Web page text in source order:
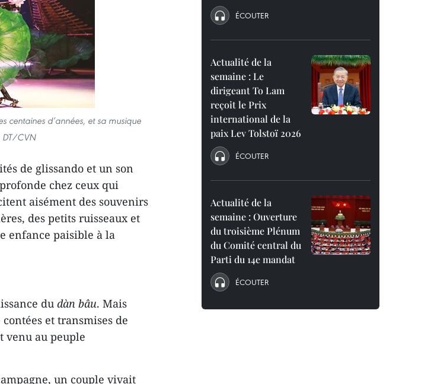
centaines d’années, et sa musique
DT/CVN
de glissando et un son
chez ceux qui
aisément des souvenirs
des petits ruisseaux et
enfance paisible à la
du dàn bâu. Mais
et transmises de
venu au peuple
un couple vivait
ÉCOUTER
Actualité de la
semaine : Le
dirigeant To Lam
reçoit le Prix
international de la
paix Lev Tolstoï 2026
ÉCOUTER
Actualité de la
semaine : Ouverture
du troisième Plénum
du Comité central du
Parti du 14e mandat
ÉCOUTER